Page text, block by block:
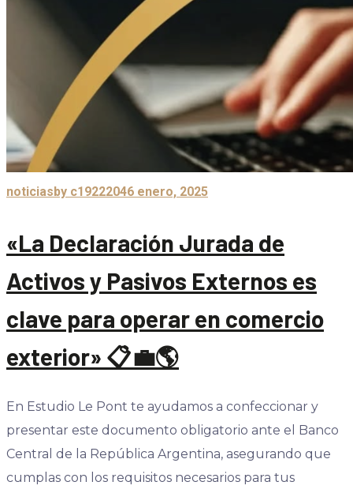
noticias by c19222046 enero, 2025
«La Declaración Jurada de
Activos y Pasivos Externos es
clave para operar en comercio
exterior» 📋💼🌎
En Estudio Le Pont te ayudamos a confeccionar y
presentar este documento obligatorio ante el Banco
Central de la República Argentina, asegurando que
cumplas con los requisitos necesarios para tus